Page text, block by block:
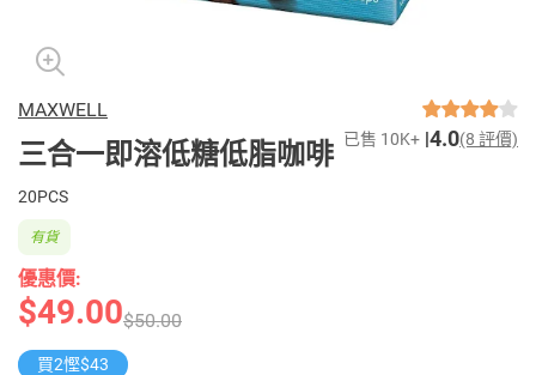
MAXWELL
三合一即溶低糖低脂咖啡 已售 10K+ 4.0(8 評價)
20PCS
優惠價:
$49.00$50.00
有貨
買2慳$43